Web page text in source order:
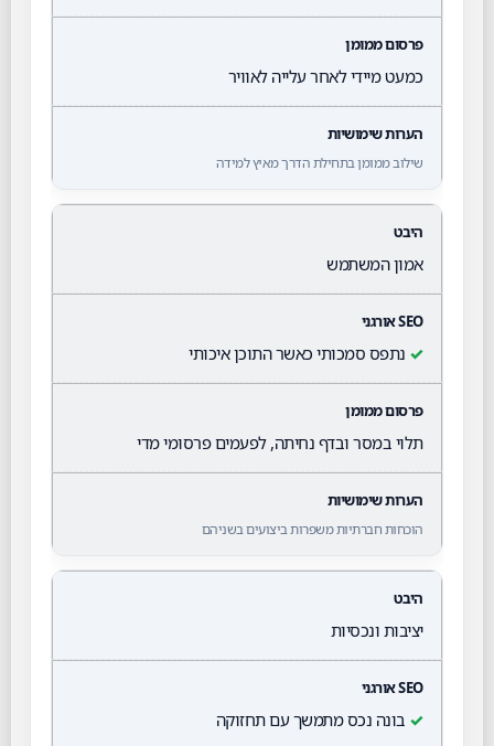
כמעט מיידי לאחר עלייה לאוויר
שילוב ממומן בתחילת הדרך מאיץ למידה
אמון המשתמש
✓ נתפס סמכותי כאשר התוכן איכותי
תלוי במסר ובדף נחיתה, לפעמים פרסומי מדי
הוכחות חברתיות משפרות ביצועים בשניהם
יציבות ונכסיות
✓ בונה נכס מתמשך עם תחזוקה